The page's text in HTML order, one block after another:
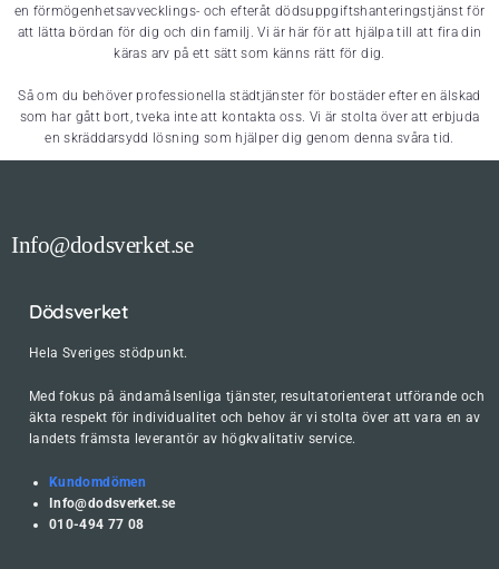
en förmögenhetsavvecklings- och efteråt dödsuppgiftshanteringstjänst för
att lätta bördan för dig och din familj. Vi är här för att hjälpa till att fira din
käras arv på ett sätt som känns rätt för dig.
Så om du behöver professionella städtjänster för bostäder efter en älskad
som har gått bort, tveka inte att kontakta oss. Vi är stolta över att erbjuda
en skräddarsydd lösning som hjälper dig genom denna svåra tid.
Info@dodsverket.se
Dödsverket
Hela Sveriges stödpunkt.
Med fokus på ändamålsenliga tjänster, resultatorienterat utförande och
äkta respekt för individualitet och behov är vi stolta över att vara en av
landets främsta leverantör av högkvalitativ service.
Kundomdömen
Info@dodsverket.se
010-494 77 08